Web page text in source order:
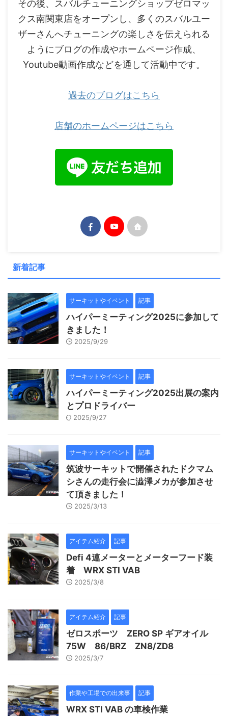
その後、スバルチューニングショップゼロマッ
クス南関東店をオープンし、多くのスバルユー
ザーさんへチューニングの楽しさを伝えられる
ようにブログの作成やホームページ作成、
Youtube動画作成などを通して活動中です。
過去のブログはこちら
店舗のホームページはこちら
新着記事
サーキットやイベント 記事
ハイパーミーティング2025に参加して
きました！
2025/9/29
サーキットやイベント 記事
ハイパーミーティング2025出展の案内
とプロドライバー
2025/9/27
サーキットやイベント 記事
筑波サーキットで開催されたドクマム
シさんの走行会に澁澤メカが参加させ
て頂きました！
2025/3/13
アイテム紹介 記事
Defi 4連メーターとメーターフード装
着 WRX STI VAB
2025/3/8
アイテム紹介 記事
ゼロスポーツ ZERO SP ギアオイル
75W 86/BRZ ZN8/ZD8
2025/3/7
作業や工場での出来事 記事
WRX STI VAB の車検作業